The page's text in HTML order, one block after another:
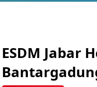
ESDM Jabar